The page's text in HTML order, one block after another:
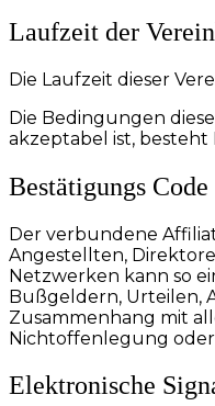
Laufzeit der
Die Laufzeit dieser
Die Bedingungen
akzeptabel ist,
Bestätigungs Code
Der verbundene
Angestellten,
Netzwerken kann so
Bußgeldern, Urteilen,
Zusammenhang mit
Nichtoffenlegung oder
Elektronische